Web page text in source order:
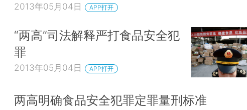
2013年05月04日 APP打开
“两高”司法解释严打食品安全犯
罪
2013年05月04日 APP打开
两高明确食品安全犯罪定罪量刑标准